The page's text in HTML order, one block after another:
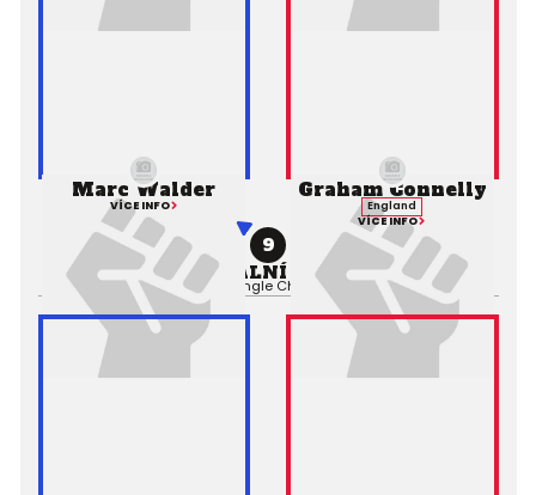
Marc Walder
VÍCE INFO
9
PROFESIONÁLNÍ ZÁPAS MMA
Výsledek:Submission (Triangle Choke), 1. kolo 0:00,Rozhodčí:
Graham Connelly
England
VÍCE INFO